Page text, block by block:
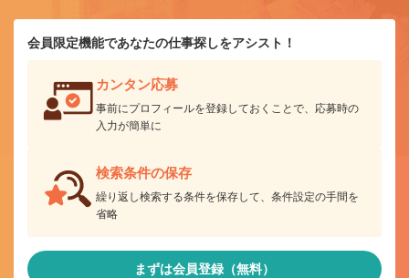
会員限定機能であなたの仕事探しをアシスト！
カンタン応募
事前にプロフィールを登録しておくことで、応募時の
入力が簡単に
検索条件の保存
繰り返し検索する条件を保存して、条件設定の手間を
省略
まずは会員登録（無料）